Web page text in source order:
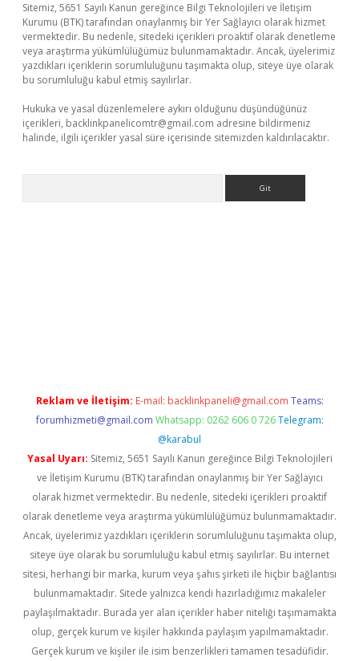
Sitemiz, 5651 Sayılı Kanun gereğince Bilgi Teknolojileri ve İletişim
Kurumu (BTK) tarafından onaylanmış bir Yer Sağlayıcı olarak hizmet
vermektedir. Bu nedenle, sitedeki içerikleri proaktif olarak denetleme
veya araştırma yükümlülüğümüz bulunmamaktadır. Ancak, üyelerimiz
yazdıkları içeriklerin sorumluluğunu taşımakta olup, siteye üye olarak
bu sorumluluğu kabul etmiş sayılırlar.
Hukuka ve yasal düzenlemelere aykırı olduğunu düşündüğünüz
içerikleri, backlinkpanelicomtr@gmail.com adresine bildirmeniz
halinde, ilgili içerikler yasal süre içerisinde sitemizden kaldırılacaktır.
Reklam ve İletişim: E-mail: backlinkpaneli@gmail.com Teams:
forumhizmeti@gmail.com Whatsapp: 0262 606 0 726 Telegram:
@karabul
Yasal Uyarı: Sitemiz, 5651 Sayılı Kanun gereğince Bilgi Teknolojileri
ve İletişim Kurumu (BTK) tarafından onaylanmış bir Yer Sağlayıcı
olarak hizmet vermektedir. Bu nedenle, sitedeki içerikleri proaktif
olarak denetleme veya araştırma yükümlülüğümüz bulunmamaktadır.
Ancak, üyelerimiz yazdıkları içeriklerin sorumluluğunu taşımakta olup,
siteye üye olarak bu sorumluluğu kabul etmiş sayılırlar. Bu internet
sitesi, herhangi bir marka, kurum veya şahıs şirketi ile hiçbir bağlantısı
bulunmamaktadır. Sitede yalnızca kendi hazırladığımız makaleler
paylaşılmaktadır. Burada yer alan içerikler haber niteliği taşımamakta
olup, gerçek kurum ve kişiler hakkında paylaşım yapılmamaktadır.
Gerçek kurum ve kişiler ile isim benzerlikleri tamamen tesadüfidir.